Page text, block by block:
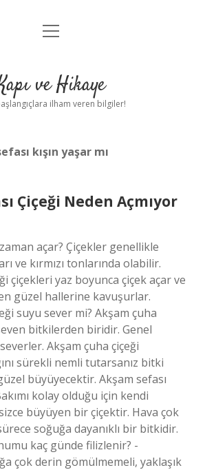
Anasayfa
Yasal Uyarı
menüyü
ve Hikaye
ilham veren bilgiler!
kışın yaşar mı
Çiçeği Neden Açmıyor
açar? Çiçekler genellikle
ve kırmızı tonlarında olabilir.
çiçekleri yaz boyunca çiçek açar ve
güzel hallerine kavuşurlar.
suyu sever mi? Akşam çuha
bitkilerden biridir. Genel
Akşam çuha çiçeği
sürekli nemli tutarsanız bitki
büyüyecektir. Akşam sefası
kolay olduğu için kendi
büyüyen bir çiçektir. Hava çok
soğuğa dayanıklı bir bitkidir.
kaç günde filizlenir? -
çok derin gömülmemeli, yaklaşık